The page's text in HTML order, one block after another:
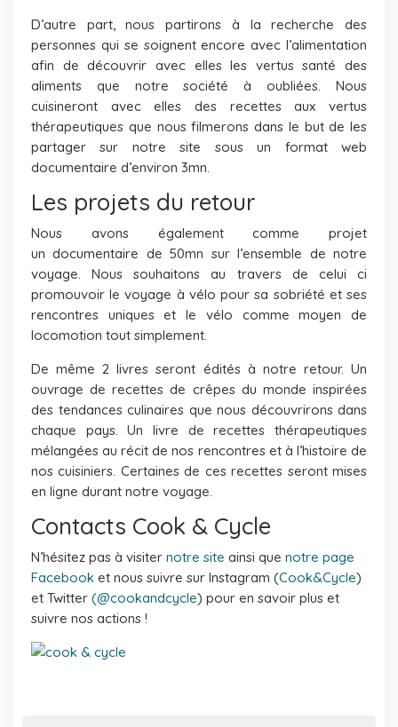
D’autre part, nous partirons à la recherche des
personnes qui se soignent encore avec l’alimentation
afin de découvrir avec elles les vertus santé des
aliments que notre société à oubliées. Nous
cuisineront avec elles des recettes aux vertus
thérapeutiques que nous filmerons dans le but de les
partager sur notre site sous un format web
documentaire d’environ 3mn.
Les projets du retour
Nous avons également comme projet
un documentaire de 50mn sur l’ensemble de notre
voyage. Nous souhaitons au travers de celui ci
promouvoir le voyage à vélo pour sa sobriété et ses
rencontres uniques et le vélo comme moyen de
locomotion tout simplement.
De même 2 livres seront édités à notre retour. Un
ouvrage de recettes de crêpes du monde inspirées
des tendances culinaires que nous découvrirons dans
chaque pays. Un livre de recettes thérapeutiques
mélangées au récit de nos rencontres et à l’histoire de
nos cuisiniers. Certaines de ces recettes seront mises
en ligne durant notre voyage.
Contacts Cook & Cycle
N’hésitez pas à visiter notre site ainsi que notre page
Facebook et nous suivre sur Instagram (Cook&Cycle)
et Twitter (@cookandcycle) pour en savoir plus et
suivre nos actions !